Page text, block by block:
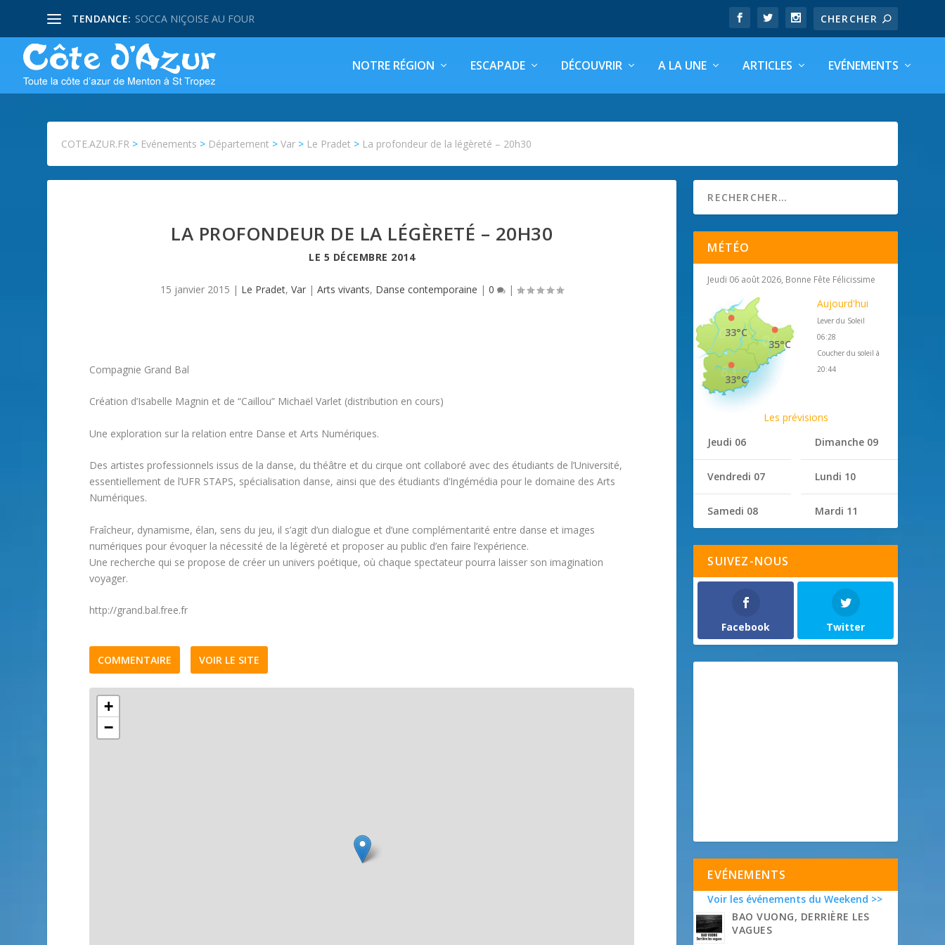
TENDANCE: SOCCA NIÇOISE AU FOUR
NOTRE RÉGION ESCAPADE DÉCOUVRIR A LA UNE ARTICLES EVÉNEMENTS
COTE.AZUR.FR > Evénements > Département >Var > Le Pradet > La profondeur de la légèreté – 20h30
LA PROFONDEUR DE LA LÉGÈRETÉ – 20H30
LE 5 DÉCEMBRE 2014
15 janvier 2015 | Le Pradet,Var |Arts vivants, Danse contemporaine |0 |
Compagnie Grand Bal
Création d’Isabelle Magnin et de “Caillou” Michaël Varlet (distribution en cours)
Une exploration sur la relation entre Danse et Arts Numériques.
Des artistes professionnels issus de la danse, du théâtre et du cirque ont collaboré avec des étudiants de l’Université,
essentiellement de l’UFR STAPS, spécialisation danse, ainsi que des étudiants d’Ingémédia pour le domaine des Arts
Numériques.
Fraîcheur, dynamisme, élan, sens du jeu, il s’agit d’un dialogue et d’une complémentarité entre danse et images
numériques pour évoquer la nécessité de la légèreté et proposer au public d’en faire l’expérience.
Une recherche qui se propose de créer un univers poétique, où chaque spectateur pourra laisser son imagination
voyager.
http://grand.bal.free.fr
COMMENTAIRE VOIR LE SITE
+
−
MÉTÉO
Jeudi 06 août 2026, Bonne Fête Félicissime
35°C
33°C
33°C
Aujourd'hui
Lever du Soleil
06:28
Coucher du soleil à
20:44
Les prévisions
Jeudi 06
Vendredi 07
Samedi 08
Dimanche 09
Lundi 10
Mardi 11
SUIVEZ-NOUS
Facebook Twitter
EVÉNEMENTS
Voir les événements du Weekend >>
BAO VUONG, DERRIÈRE LES
VAGUES